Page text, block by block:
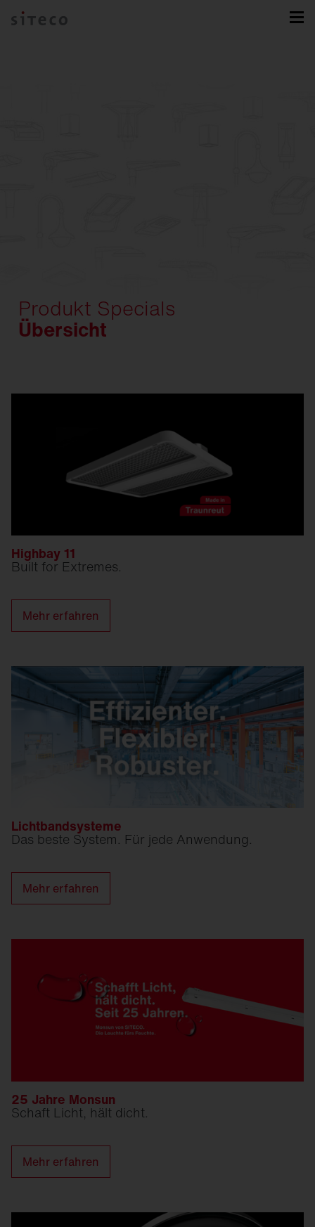
Produkt Specials
Übersicht
Highbay 11
Built for Extremes.
Mehr erfahren
Lichtbandsysteme
Das beste System. Für jede Anwendung.
Mehr erfahren
25 Jahre Monsun
Schaft Licht, hält dicht.
Mehr erfahren